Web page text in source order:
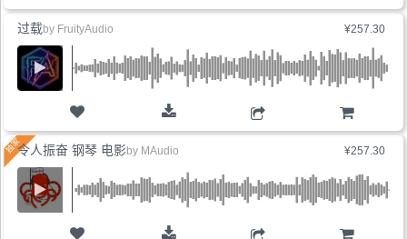
购物车
¥257.30
购物车
过载by FruityAudio
¥257.30
令人振奋 钢琴 电影by MAudio